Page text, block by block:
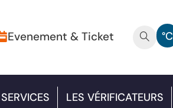
Evenement & Ticket °C
SERVICES LES VÉRIFICATEURS